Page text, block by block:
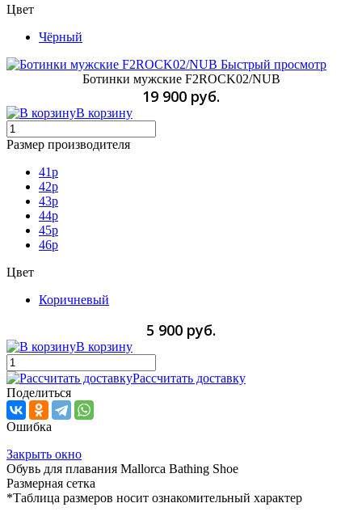
Цвет
Чёрный
Быстрый просмотр
Ботинки мужские F2ROCK02/NUB
19 900 руб.
В корзину
Размер производителя
41p
42p
43p
44p
45p
46p
Цвет
Коричневый
5 900 руб.
В корзину
Рассчитать доставку
Поделиться
Ошибка
Закрыть окно
Обувь для плавания Mallorca Bathing Shoe
Размерная сетка
*Таблица размеров носит ознакомительный характер